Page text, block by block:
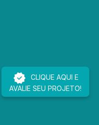
CLIQUE AQUI E
AVALIE SEU PROJETO!